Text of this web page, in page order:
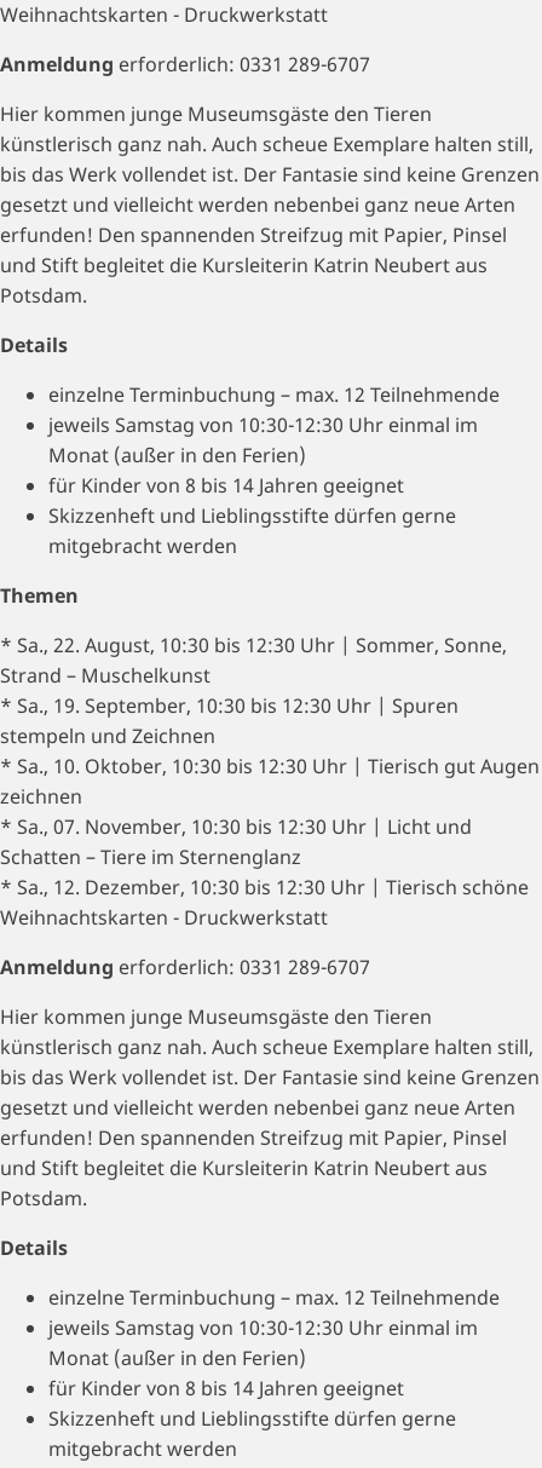
Weihnachtskarten - Druckwerkstatt
Anmeldung erforderlich: 0331 289-6707
Hier kommen junge Museumsgäste den Tieren
künstlerisch ganz nah. Auch scheue Exemplare halten still,
bis das Werk vollendet ist. Der Fantasie sind keine Grenzen
gesetzt und vielleicht werden nebenbei ganz neue Arten
erfunden! Den spannenden Streifzug mit Papier, Pinsel
und Stift begleitet die Kursleiterin Katrin Neubert aus
Potsdam.
Details
einzelne Terminbuchung – max. 12 Teilnehmende
jeweils Samstag von 10:30-12:30 Uhr einmal im
Monat (außer in den Ferien)
für Kinder von 8 bis 14 Jahren geeignet
Skizzenheft und Lieblingsstifte dürfen gerne
mitgebracht werden
Themen
* Sa., 22. August, 10:30 bis 12:30 Uhr | Sommer, Sonne,
Strand – Muschelkunst
* Sa., 19. September, 10:30 bis 12:30 Uhr | Spuren
stempeln und Zeichnen
* Sa., 10. Oktober, 10:30 bis 12:30 Uhr | Tierisch gut Augen
zeichnen
* Sa., 07. November, 10:30 bis 12:30 Uhr | Licht und
Schatten – Tiere im Sternenglanz
* Sa., 12. Dezember, 10:30 bis 12:30 Uhr | Tierisch schöne
Weihnachtskarten - Druckwerkstatt
Anmeldung erforderlich: 0331 289-6707
Hier kommen junge Museumsgäste den Tieren
künstlerisch ganz nah. Auch scheue Exemplare halten still,
bis das Werk vollendet ist. Der Fantasie sind keine Grenzen
gesetzt und vielleicht werden nebenbei ganz neue Arten
erfunden! Den spannenden Streifzug mit Papier, Pinsel
und Stift begleitet die Kursleiterin Katrin Neubert aus
Potsdam.
Details
einzelne Terminbuchung – max. 12 Teilnehmende
jeweils Samstag von 10:30-12:30 Uhr einmal im
Monat (außer in den Ferien)
für Kinder von 8 bis 14 Jahren geeignet
Skizzenheft und Lieblingsstifte dürfen gerne
mitgebracht werden